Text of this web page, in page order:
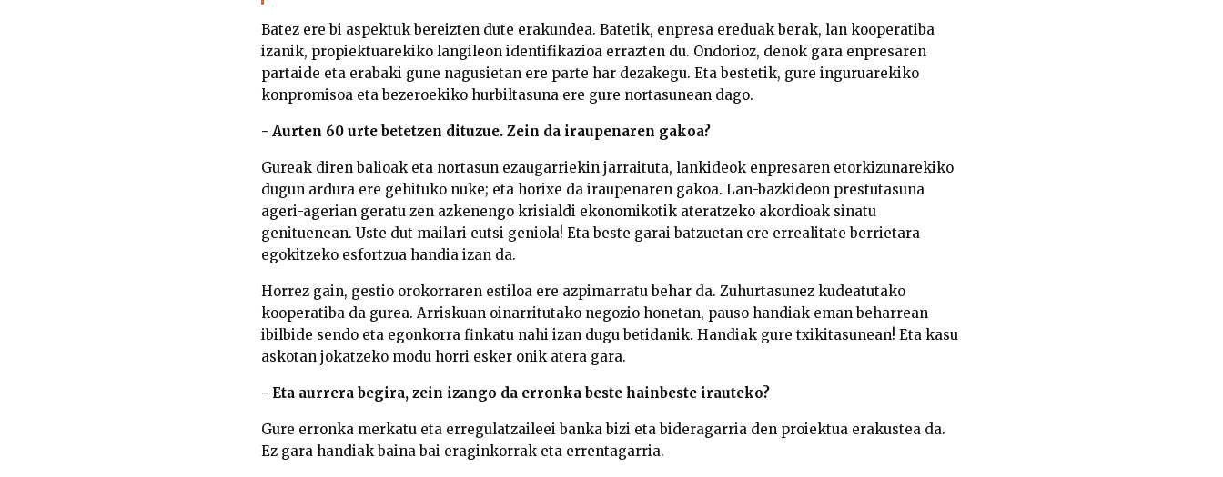
Batez ere bi aspektuk bereizten dute erakundea. Batetik, enpresa ereduak berak, lan kooperatiba
izanik, propiektuarekiko langileon identifikazioa errazten du. Ondorioz, denok gara enpresaren
partaide eta erabaki gune nagusietan ere parte har dezakegu. Eta bestetik, gure inguruarekiko
konpromisoa eta bezeroekiko hurbiltasuna ere gure nortasunean dago.
- Aurten 60 urte betetzen dituzue. Zein da iraupenaren gakoa?
Gureak diren balioak eta nortasun ezaugarriekin jarraituta, lankideok enpresaren etorkizunarekiko
dugun ardura ere gehituko nuke; eta horixe da iraupenaren gakoa. Lan-bazkideon prestutasuna
ageri-agerian geratu zen azkenengo krisialdi ekonomikotik ateratzeko akordioak sinatu
genituenean. Uste dut mailari eutsi geniola! Eta beste garai batzuetan ere errealitate berrietara
egokitzeko esfortzua handia izan da.
Horrez gain, gestio orokorraren estiloa ere azpimarratu behar da. Zuhurtasunez kudeatutako
kooperatiba da gurea. Arriskuan oinarritutako negozio honetan, pauso handiak eman beharrean
ibilbide sendo eta egonkorra finkatu nahi izan dugu betidanik. Handiak gure txikitasunean! Eta kasu
askotan jokatzeko modu horri esker onik atera gara.
- Eta aurrera begira, zein izango da erronka beste hainbeste irauteko?
Gure erronka merkatu eta erregulatzaileei banka bizi eta bideragarria den proiektua erakustea da.
Ez gara handiak baina bai eraginkorrak eta errentagarria.